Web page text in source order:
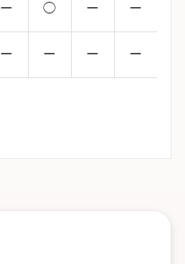
ー ◯ ー ー
ー ー ー ー